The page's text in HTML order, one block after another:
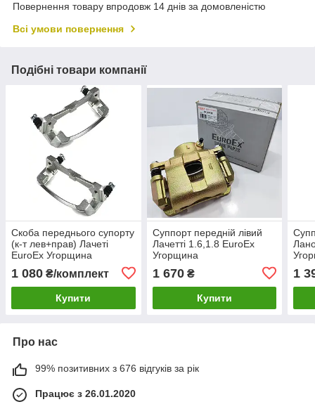
Повернення товару впродовж 14 днів за домовленістю
Всі умови повернення
Подібні товари компанії
Скоба переднього супорту
(к-т лев+прав) Лачеті
EuroEx Угорщина
1 080 ₴/комплект
Купити
Суппорт передній лівий
Лачетті 1.6,1.8 EuroEx
Угорщина
1 670₴
Купити
1
Про нас
99% позитивних з 676 відгуків за рік
Працює з 26.01.2020